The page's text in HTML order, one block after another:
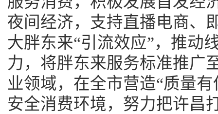
夜间经济，支持直播电商、
大胖东来“引流效应”，推动
力，将胖东来服务标准推广
业领域，在全市营造“质量
安全消费环境，努力把许昌